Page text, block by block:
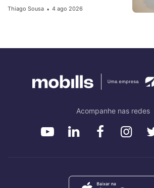
Thiago Sousa • 4 ago 2026
Acompanhe nas redes